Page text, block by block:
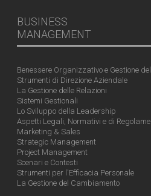
BUSINESS
MANAGEMENT
Benessere Organizzativo e Gestione
Strumenti di Direzione Aziendale
La Gestione delle Relazioni
Sistemi Gestionali
Lo Sviluppo della Leadership
Aspetti Legali, Normativi e di
Marketing & Sales
Strategic Management
Project Management
Scenari e Contesti
Strumenti per l'Efficacia Personale
La Gestione del Cambiamento